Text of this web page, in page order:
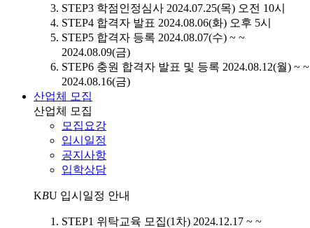
STEP3 학점인정심사 2024.07.25(목) 오전 10시
STEP4 합격자 발표 2024.08.06(화) 오후 5시
STEP5 합격자 등록 2024.08.07(수) ~ ~
2024.08.09(금)
STEP6 충원 합격자 발표 및 등록 2024.08.12(월) ~ ~
2024.08.16(금)
산업체 모집
산업체 모집
모집요강
입시일정
공지사항
입학상담
KBU 입시일정 안내
STEP1 위탁교육 모집(1차) 2024.12.17 ~ ~